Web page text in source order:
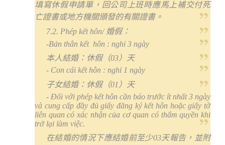
填寫休假申請單，回公司上班時應馬上補交付死
亡證書或地方機關頒發的有關證書。
7.2. Phép kết hôn/ 婚假：
-Bản thân kết hôn : nghỉ 3 ngày
本人結婚：休假（03）天
- Con cái kết hôn : nghỉ 1 ngày
子女結婚：休假（01 ）天
- Đối với phép kết hôn cần báo trước ít nhất 3 ngày
và cung cấp đầy đủ giấy đăng ký kết hôn hoặc giấy tờ
liên quan có xác nhận của cơ quan có thẩm quyền khi
trở lại làm việc.
在結婚的情況下應結婚前至少03天報告，並附